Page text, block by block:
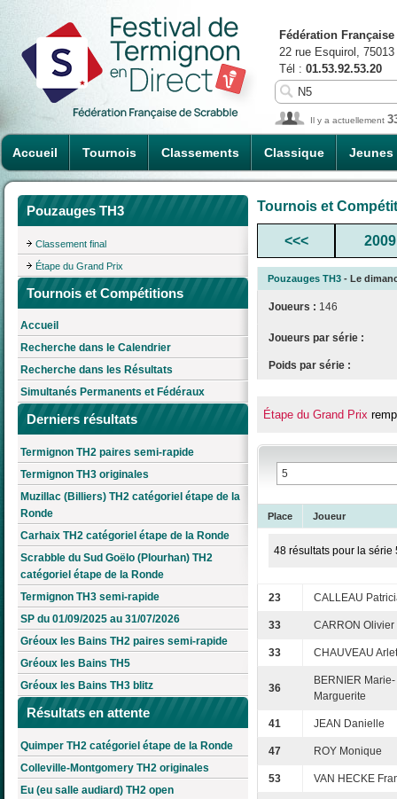
Accueil Tournois Classements Classique Jeunes
Fédération
22 rue Esquirol,
Tél : 01.53.92.53.20
Il y a actuellement
Pouzauges TH3
Classement final
Étape du Grand Prix
Tournois et Compétitions
Accueil
Recherche dans le Calendrier
Recherche dans les Résultats
Simultanés Permanents et Fédéraux
Derniers résultats
Termignon TH2 paires semi-rapide
Termignon TH3 originales
Muzillac (Billiers) TH2 catégoriel étape de la
Ronde
Carhaix TH2 catégoriel étape de la Ronde
Scrabble du Sud Goëlo (Plourhan) TH2
catégoriel étape de la Ronde
Termignon TH3 semi-rapide
SP du 01/09/2025 au 31/07/2026
Gréoux les Bains TH2 paires semi-rapide
Gréoux les Bains TH5
Gréoux les Bains TH3 blitz
Résultats en attente
Quimper TH2 catégoriel étape de la Ronde
Colleville-Montgomery TH2 originales
Eu (eu salle audiard) TH2 open
Tournois et
<<< 2009
Pouzauges TH3 - Le
Joueurs : 146
Joueurs par série :
Poids par série :
Étape du Grand Prix
Place Joueur
48 résultats pour la série
23 CALLEAU
33 CARRON Olivier
33 CHAUVEAU
36
BERNIER Marie-
Marguerite
41 JEAN Danielle
47 ROY Monique
53 VAN HECKE